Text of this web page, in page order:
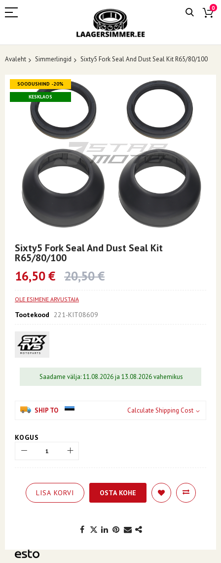
0
Avaleht Simmerlingid Sixty5 Fork Seal And Dust Seal Kit R65/80/100
Skip
the
end
SOODUSHIND -20%
KESKLAOS
beginning
gallery
Sixty5 Fork Seal And Dust Seal Kit
R65/80/100
16,50 € 20,50 €
OLE ESIMENE ARVUSTAJA
Tootekood 221-KIT08609
Saadame välja: 11.08.2026 ja 13.08.2026 vahemikus
SHIP TO Calculate Shipping Cost
KOGUS
LISA KORVI OSTA KOHE